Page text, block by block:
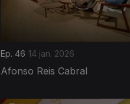
Ep. 46 14 jan. 2026
Afonso Reis Cabral